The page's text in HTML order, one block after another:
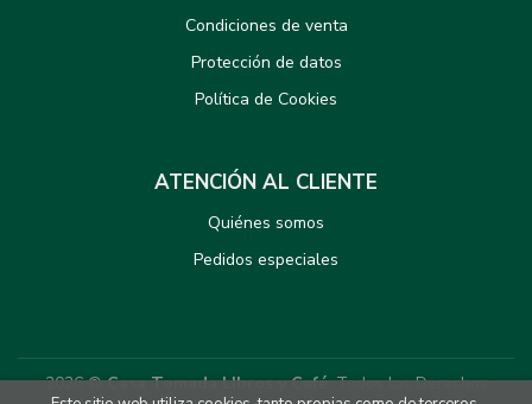
Condiciones de venta
Protección de datos
Política de Cookies
ATENCIÓN AL CLIENTE
Quiénes somos
Pedidos especiales
2026 ©Casa Tomada LIbros y Café. Todos los Derechos